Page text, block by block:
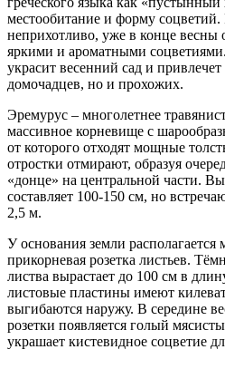
местообитание и форму соцветий.
неприхотливо, уже в конце весны
яркими и ароматными
украсит весенний сад и
домочадцев, но и прохожих.
Эремурус – многолетнее
массивное корневище с
от которого отходят мощные
отростки отмирают, образуя
«донце» на центральной части.
составляет 100-150 см, но
2,5 м.
У основания земли располагается
прикорневая розетка листьев.
листва вырастает до 100 см в
листовые пластины имеют
выгибаются наружу. В середине
розетки появляется голый
украшает кистевидное соцветие